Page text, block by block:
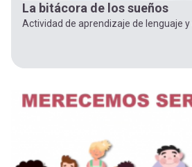
entrar
a
mi
cuenta
La bitácora de los sueños
Actividad de aprendizaje de lenguaje y